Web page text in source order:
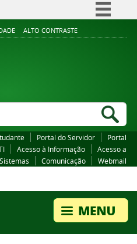
Simplifique!
Legislação
ALTO CONTRASTE
Portal do Servidor
Portal
Acesso à Informação
Acesso a
Sistemas
Comunicação Webmail